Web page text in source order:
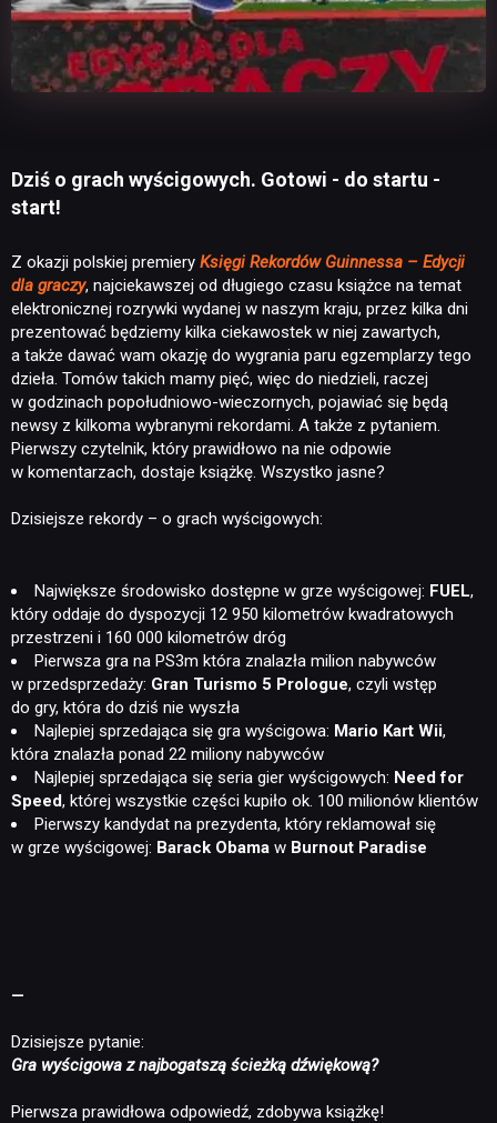
Dziś o grach wyścigowych. Gotowi - do startu -
start!
Z okazji polskiej premiery Księgi Rekordów Guinnessa – Edycji
dla graczy, najciekawszej od długiego czasu książce na temat
elektronicznej rozrywki wydanej w naszym kraju, przez kilka dni
prezentować będziemy kilka ciekawostek w niej zawartych,
a także dawać wam okazję do wygrania paru egzemplarzy tego
dzieła. Tomów takich mamy pięć, więc do niedzieli, raczej
w godzinach popołudniowo-wieczornych, pojawiać się będą
newsy z kilkoma wybranymi rekordami. A także z pytaniem.
Pierwszy czytelnik, który prawidłowo na nie odpowie
w komentarzach, dostaje książkę. Wszystko jasne?
Dzisiejsze rekordy – o grach wyścigowych:
Największe środowisko dostępne w grze wyścigowej: FUEL,
który oddaje do dyspozycji 12 950 kilometrów kwadratowych
przestrzeni i 160 000 kilometrów dróg
Pierwsza gra na PS3m która znalazła milion nabywców
w przedsprzedaży: Gran Turismo 5 Prologue, czyli wstęp
do gry, która do dziś nie wyszła
Najlepiej sprzedająca się gra wyścigowa: Mario Kart Wii,
która znalazła ponad 22 miliony nabywców
Najlepiej sprzedająca się seria gier wyścigowych: Need for
Speed, której wszystkie części kupiło ok. 100 milionów klientów
Pierwszy kandydat na prezydenta, który reklamował się
w grze wyścigowej: Barack Obama w Burnout Paradise
—
Dzisiejsze pytanie:
Gra wyścigowa z najbogatszą ścieżką dźwiękową?
Pierwsza prawidłowa odpowiedź, zdobywa książkę!